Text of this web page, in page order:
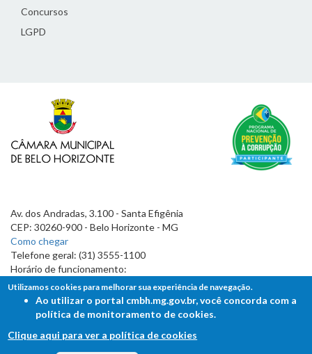
Concursos
LGPD
Av. dos Andradas, 3.100 - Santa Efigênia
CEP: 30260-900 - Belo Horizonte - MG
Como chegar
Telefone geral: (31) 3555-1100
Horário de funcionamento:
7h às 19h
FALE COM A CÂMARA
Utilizamos cookies para melhorar sua experiência de navegação.
Ao utilizar o portal cmbh.mg.gov.br, você concorda com a
política de monitoramento de cookies.
Clique aqui para ver a política de cookies